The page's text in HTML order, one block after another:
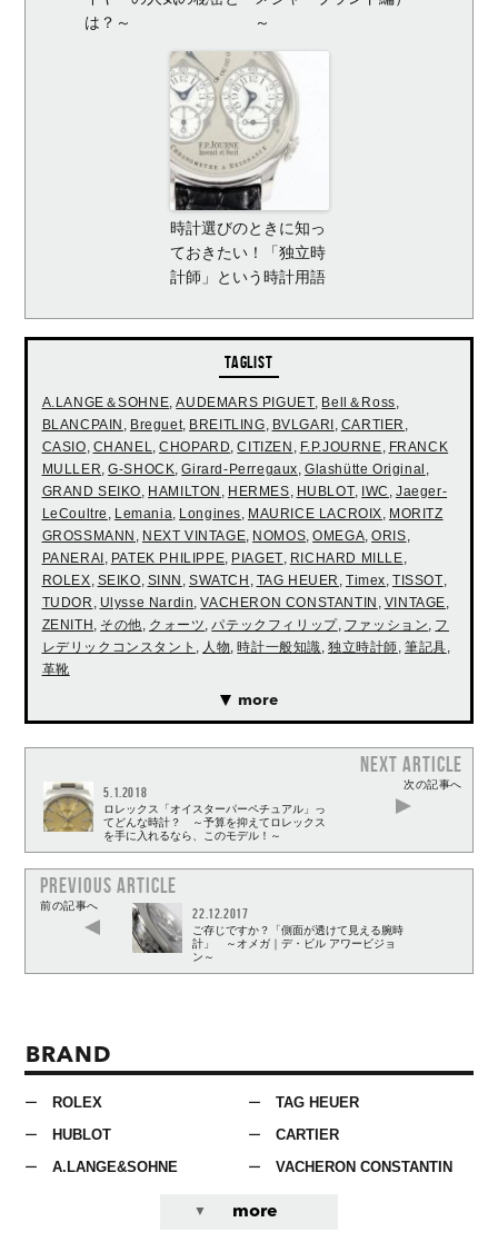
は？～
～
時計選びのときに知っ
ておきたい！「独立時
計師」という時計用語
TAGLIST
A.LANGE＆SOHNE,AUDEMARS PIGUET, Bell＆Ross,
BLANCPAIN , Breguet, BREITLING, BVLGARI , CARTIER ,
CASIO, CHANEL,CHOPARD,CITIZEN , F.P.JOURNE, FRANCK
MULLER,G-SHOCK,Girard-Perregaux, Glashütte Original ,
GRAND SEIKO, HAMILTON , HERMES, HUBLOT, IWC , Jaeger-
LeCoultre , Lemania, Longines, MAURICE LACROIX, MORITZ
GROSSMANN , NEXT VINTAGE, NOMOS,OMEGA,ORIS,
PANERAI , PATEK PHILIPPE, PIAGET, RICHARD MILLE,
ROLEX, SEIKO, SINN , SWATCH , TAG HEUER , Timex, TISSOT,
TUDOR , Ulysse Nardin,VACHERON CONSTANTIN , VINTAGE,
ZENITH , その他, クォーツ,パテックフィリップ, ファッション, フ
レデリックコンスタント , 人物,時計一般知識, 独立時計師, 筆記具,
革靴
more
NEXT ARTICLE
次の記事へ
5.1.2018
ロレックス「オイスターパーペチュアル」っ
てどんな時計？ ～予算を抑えてロレックス
を手に入れるなら、このモデル！～
PREVIOUS ARTICLE
前の記事へ
22.12.2017
ご存じですか？「側面が透けて見える腕時
計」 ～オメガ｜デ・ビル アワービジョ
ン～
BRAND
ROLEX
TAG HEUER
HUBLOT
CARTIER
A.LANGE&SOHNE
VACHERON CONSTANTIN
more